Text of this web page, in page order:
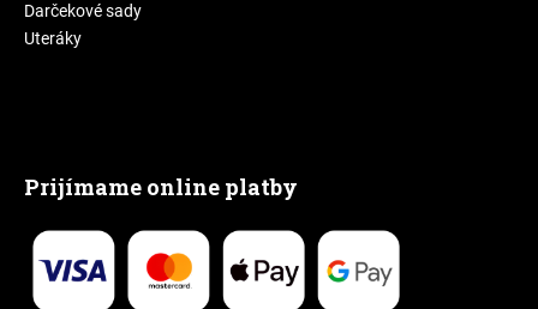
Darčekové sady
Uteráky
Prijímame online platby